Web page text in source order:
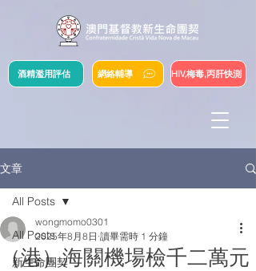
網絡輔導
酒精濫用評估 HIV,梅毒,丙肝快測
文章
All Posts
新生命團契
All Posts
（港）海關機場檢千二萬元
wongmomo0301
2025年8月8日 讀畢需時 1 分鐘